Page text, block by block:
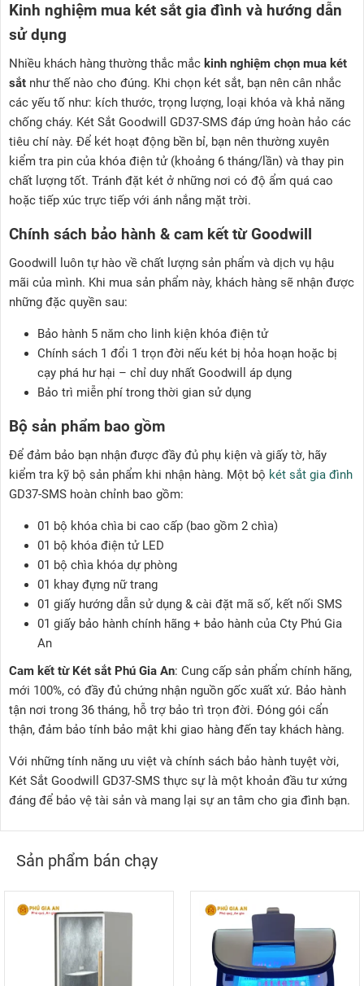
Kinh nghiệm mua két sắt gia đình và hướng dẫn
sử dụng
Nhiều khách hàng thường thắc mắc kinh nghiệm chọn mua két
sắt như thế nào cho đúng. Khi chọn két sắt, bạn nên cân nhắc
các yếu tố như: kích thước, trọng lượng, loại khóa và khả năng
chống cháy. Két Sắt Goodwill GD37-SMS đáp ứng hoàn hảo các
tiêu chí này. Để két hoạt động bền bỉ, bạn nên thường xuyên
kiểm tra pin của khóa điện tử (khoảng 6 tháng/lần) và thay pin
chất lượng tốt. Tránh đặt két ở những nơi có độ ẩm quá cao
hoặc tiếp xúc trực tiếp với ánh nắng mặt trời.
Chính sách bảo hành & cam kết từ Goodwill
Goodwill luôn tự hào về chất lượng sản phẩm và dịch vụ hậu
mãi của mình. Khi mua sản phẩm này, khách hàng sẽ nhận được
những đặc quyền sau:
Bảo hành 5 năm cho linh kiện khóa điện tử
Chính sách 1 đổi 1 trọn đời nếu két bị hỏa hoạn hoặc bị
cạy phá hư hại – chỉ duy nhất Goodwill áp dụng
Bảo trì miễn phí trong thời gian sử dụng
Bộ sản phẩm bao gồm
Để đảm bảo bạn nhận được đầy đủ phụ kiện và giấy tờ, hãy
kiểm tra kỹ bộ sản phẩm khi nhận hàng. Một bộ két sắt gia đình
GD37-SMS hoàn chỉnh bao gồm:
01 bộ khóa chìa bi cao cấp (bao gồm 2 chìa)
01 bộ khóa điện tử LED
01 bộ chìa khóa dự phòng
01 khay đựng nữ trang
01 giấy hướng dẫn sử dụng & cài đặt mã số, kết nối SMS
01 giấy bảo hành chính hãng + bảo hành của Cty Phú Gia
An
Cam kết từ Két sắt Phú Gia An: Cung cấp sản phẩm chính hãng,
mới 100%, có đầy đủ chứng nhận nguồn gốc xuất xứ. Bảo hành
tận nơi trong 36 tháng, hỗ trợ bảo trì trọn đời. Đóng gói cẩn
thận, đảm bảo tính bảo mật khi giao hàng đến tay khách hàng.
Với những tính năng ưu việt và chính sách bảo hành tuyệt vời,
Két Sắt Goodwill GD37-SMS thực sự là một khoản đầu tư xứng
đáng để bảo vệ tài sản và mang lại sự an tâm cho gia đình bạn.
Sản phẩm bán chạy